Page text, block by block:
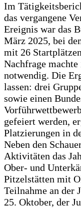
Im
das vergangene
Ereignis war das
März 2025, bei
mit 26
Nachfrage
notwendig. Die
lassen: drei
sowie einen
gefeiert werden,
Platzierungen in
Neben den
Aktivitäten das
Ober- und
Pitzelstätten mit
Teilnahme an der
25. Oktober, der